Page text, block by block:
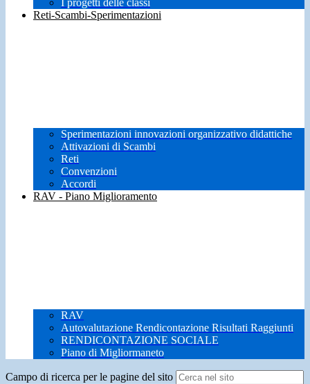
I progetti delle classi
Reti-Scambi-Sperimentazioni
Sperimentazioni innovazioni organizzativo didattiche
Attivazioni di Scambi
Reti
Convenzioni
Accordi
RAV - Piano Miglioramento
RAV
Autovalutazione Rendicontazione Risultati Raggiunti
RENDICONTAZIONE SOCIALE
Piano di Migliormaneto
Campo di ricerca per le pagine del sito